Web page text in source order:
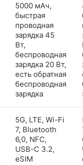
5000 мАч,
быстрая
проводная
зарядка 45
Вт,
беспроводная
зарядка 20 Вт,
есть обратная
беспроводная
зарядка
5G, LTE, Wi-Fi
7, Bluetooth
6,0, NFC,
USB-C 3.2,
eSIM